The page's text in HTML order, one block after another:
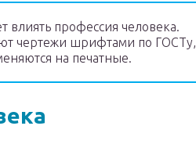
влиять профессия человека.
чертежи шрифтами по ГОСТу,
на печатные.